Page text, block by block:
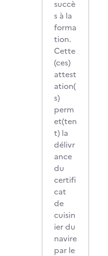
succè
s à la
forma
tion.
Cette
(ces)
attest
ation(
s)
perm
et(ten
t) la
délivr
ance
du
certifi
cat
de
cuisin
ier du
navire
par le